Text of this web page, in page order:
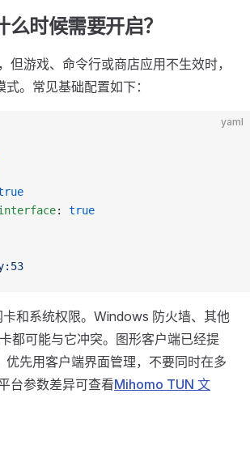
时候需要开启？
但游戏、命令行或商店应用不生效时，
。常见基础配置如下：
yaml
: true
和系统权限。Windows 防火墙、其他
都可能与它冲突。图形客户端已经提
优先用客户端界面管理，不要同时在多
台参数差异可查看Mihomo TUN 文